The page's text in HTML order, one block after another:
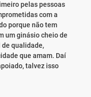
pelas pessoas
com a
porque não tem
um ginásio cheio de
qualidade,
que amam. Daí
talvez isso